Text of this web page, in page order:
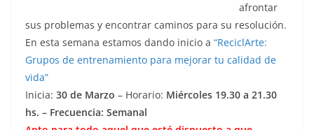
afrontar
sus problemas y encontrar caminos para su resolución.
En esta semana estamos dando inicio a “ReciclArte:
Grupos de entrenamiento para mejorar tu calidad de
vida”
Inicia: 30 de Marzo – Horario: Miércoles 19.30 a 21.30
hs. – Frecuencia: Semanal